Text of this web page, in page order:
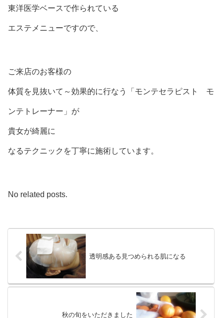
東洋医学ベースで作られている
エステメニューですので、
ご来店のお客様の
体質を見抜いて～効果的に行なう「モンテセラピスト モ
ンテトレーナー」が
貴女が綺麗に
なるテクニックを丁寧に施術しています。
No related posts.
透明感ある見つめられる肌になる
秋の旬をいただきました